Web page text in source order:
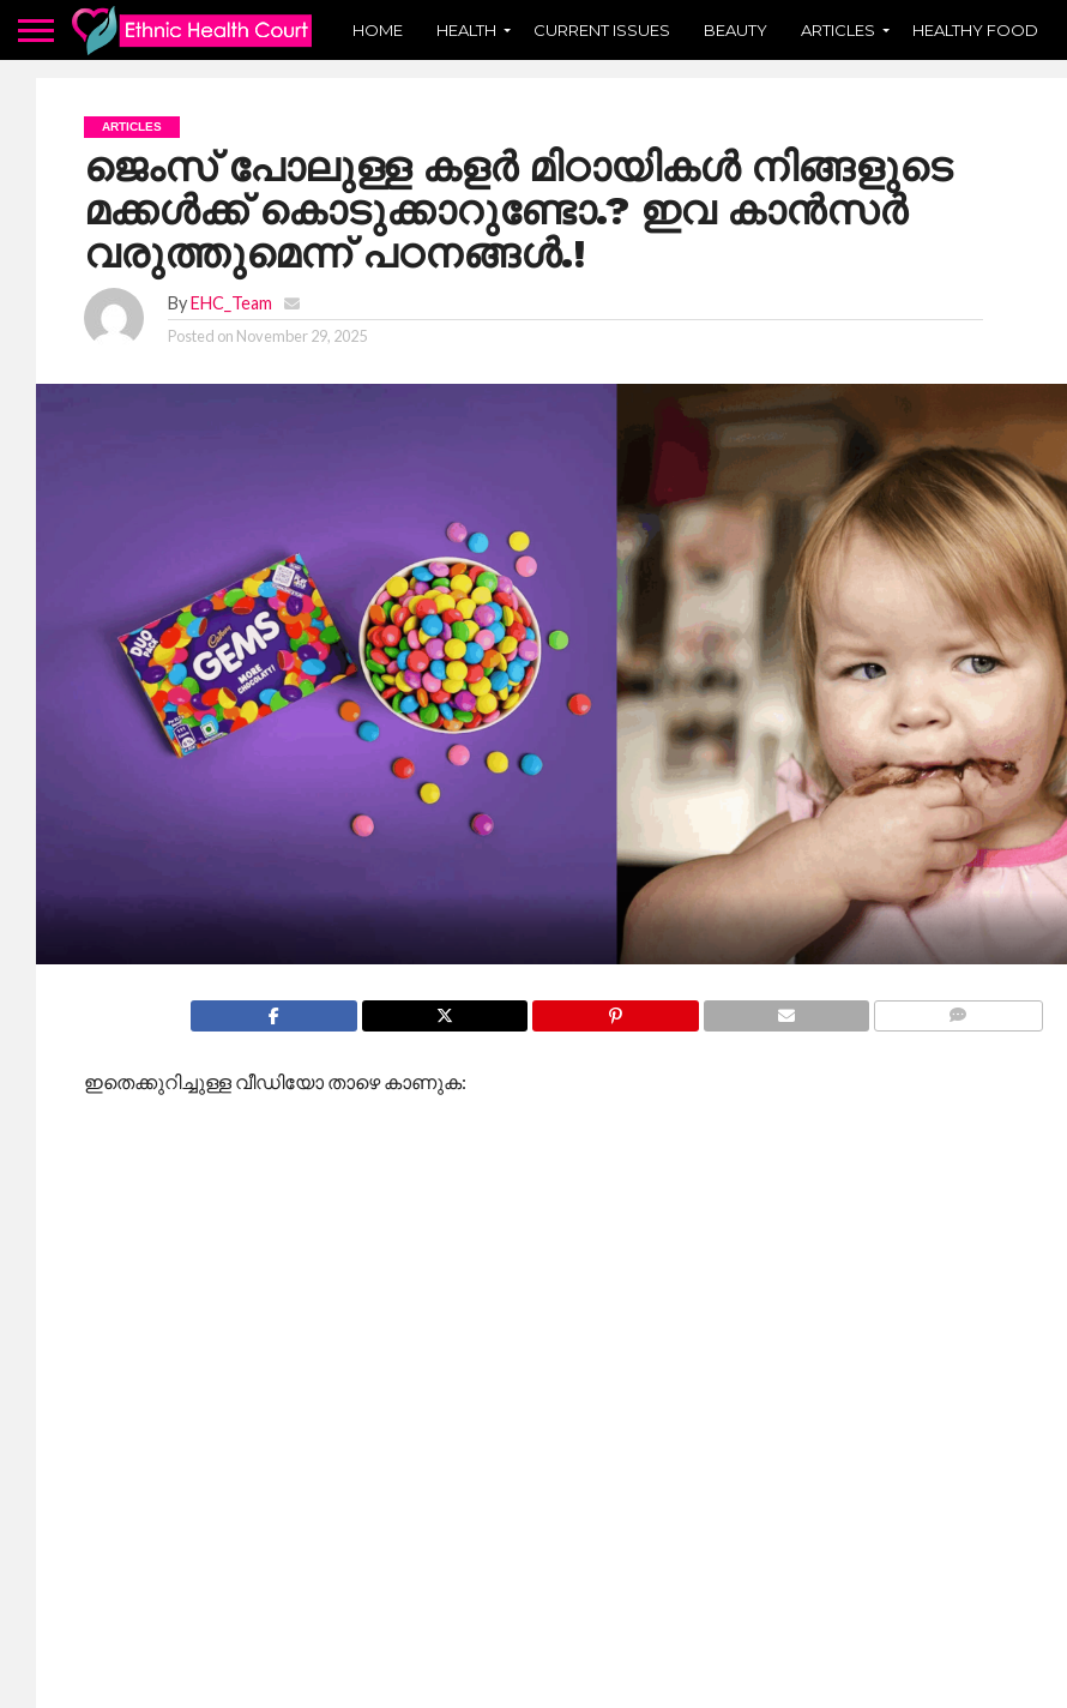
HOME HEALTH CURRENT ISSUES BEAUTY ARTICLES HEALTHY FOOD
ARTICLES
ജെംസ് പോലുള്ള കളർ മിഠായികൾ നിങ്ങളുടെ
മക്കൾക്ക് കൊടുക്കാറുണ്ടോ.? ഇവ കാൻസർ
വരുത്തുമെന്ന് പഠനങ്ങൾ.!
By EHC_Team
Posted on November 29, 2025
ഇതെക്കുറിച്ചുള്ള വീഡിയോ താഴെ കാണുക: